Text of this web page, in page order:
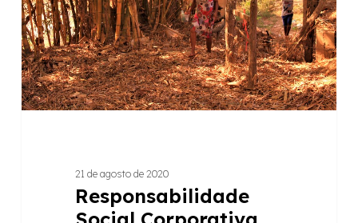
Criação
de
Valor
Compartilhado
(CSV):
21 de agosto de 2020
Responsabilidade